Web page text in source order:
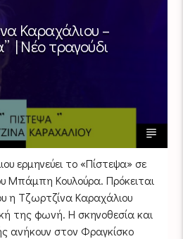
Καραχάλιου –
| Νέο τραγούδι
ερμηνεύει το «Πίστεψα» σε
Μπάμπη Κουλούρα. Πρόκειται
η Τζωρτζίνα Καραχάλιου
της φωνή. Η σκηνοθεσία και
ανήκουν στον Φραγκίσκο